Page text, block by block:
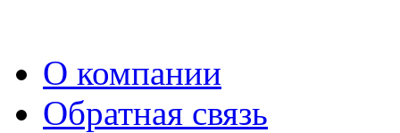
О компании
Обратная связь